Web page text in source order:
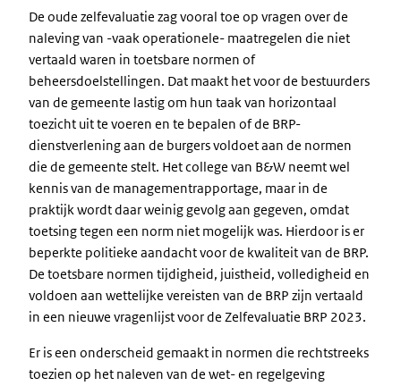
De oude zelfevaluatie zag vooral toe op vragen over de
naleving van -vaak operationele- maatregelen die niet
vertaald waren in toetsbare normen of
beheersdoelstellingen. Dat maakt het voor de bestuurders
van de gemeente lastig om hun taak van horizontaal
toezicht uit te voeren en te bepalen of de BRP-
dienstverlening aan de burgers voldoet aan de normen
die de gemeente stelt. Het college van B&W neemt wel
kennis van de managementrapportage, maar in de
praktijk wordt daar weinig gevolg aan gegeven, omdat
toetsing tegen een norm niet mogelijk was. Hierdoor is er
beperkte politieke aandacht voor de kwaliteit van de BRP.
De toetsbare normen tijdigheid, juistheid, volledigheid en
voldoen aan wettelijke vereisten van de BRP zijn vertaald
in een nieuwe vragenlijst voor de Zelfevaluatie BRP 2023.
Er is een onderscheid gemaakt in normen die rechtstreeks
toezien op het naleven van de wet- en regelgeving